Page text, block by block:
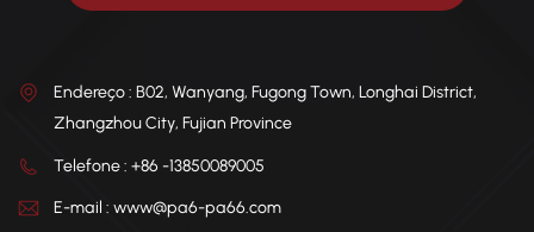
Endereço : B02, Wanyang, Fugong Town, Longhai District,
Zhangzhou City, Fujian Province
Telefone : +86 -13850089005
E-mail : www@pa6-pa66.com